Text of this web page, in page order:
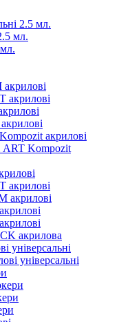
2.5 мл.
мл.
акрилові
акрилові
ART Kompozit
акрилові
акрилові
акрилова
універсальні
універсальні